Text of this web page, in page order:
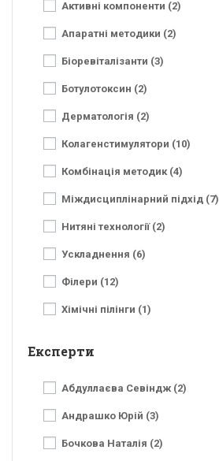
Активні компоненти (2)
Апаратні методики (2)
Біоревіталізанти (3)
Ботулотоксин (2)
Дерматологія (2)
Колагенстимулятори (10)
Комбінація методик (4)
Міждисциплінарний підхід (7)
Нитяні технології (2)
Ускладнення (6)
Філери (12)
Хімічні пілінги (1)
Експерти
Абдуллаєва Севіндж (2)
Андрашко Юрій (3)
Бочкова Наталія (2)